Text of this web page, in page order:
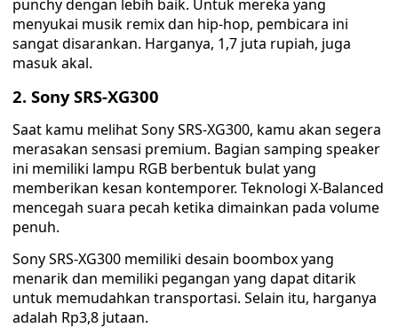
punchy dengan lebih baik. Untuk mereka yang
menyukai musik remix dan hip-hop, pembicara ini
sangat disarankan. Harganya, 1,7 juta rupiah, juga
masuk akal.
2. Sony SRS-XG300
Saat kamu melihat Sony SRS-XG300, kamu akan segera
merasakan sensasi premium. Bagian samping speaker
ini memiliki lampu RGB berbentuk bulat yang
memberikan kesan kontemporer. Teknologi X-Balanced
mencegah suara pecah ketika dimainkan pada volume
penuh.
Sony SRS-XG300 memiliki desain boombox yang
menarik dan memiliki pegangan yang dapat ditarik
untuk memudahkan transportasi. Selain itu, harganya
adalah Rp3,8 jutaan.